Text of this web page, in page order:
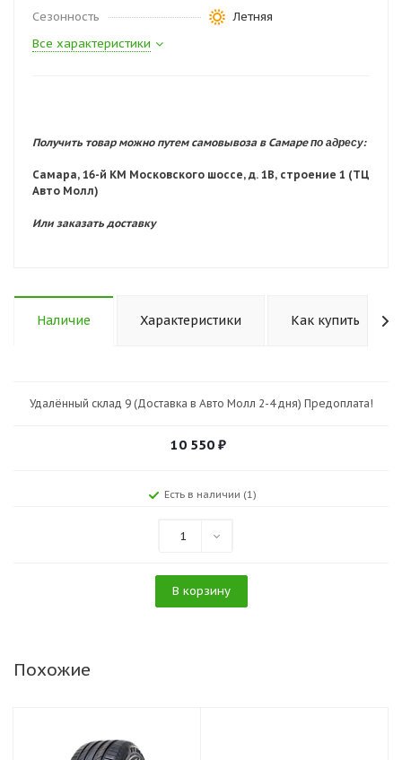
Сезонность
Летняя
Все характеристики
Получить товар можно путем самовывоза в Самарепо адресу:
Самара, 16-й КМ Московского шоссе, д. 1В, строение 1 (ТЦ
Авто Молл)
Или заказать доставку
Наличие Характеристики Как купить
Удалённый склад 9 (Доставка в Авто Молл 2-4 дня) Предоплата!
10 550₽
Есть в наличии (1)
1
В корзину
Похожие